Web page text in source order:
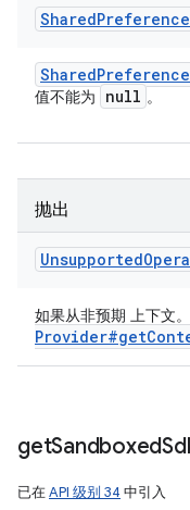
Shared
Shared
值不能为
null 。
抛出
Unsupported
如果从非预期 上下文
Provider#get
getSandboxed
已在API 级别 34 中引入